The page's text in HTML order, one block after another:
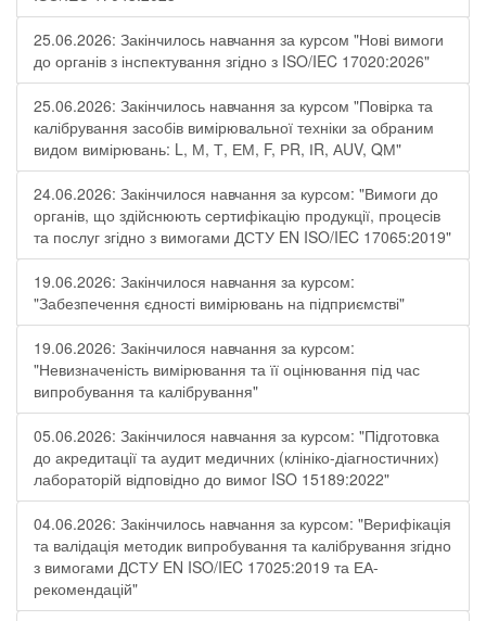
25.06.2026: Закінчилось навчання за курсом "Нові вимоги
до органів з інспектування згідно з ISO/IEC 17020:2026"
25.06.2026: Закінчилось навчання за курсом "Повірка та
калібрування засобів вимірювальної техніки за обраним
видом вимірювань: L, М, Т, ЕМ, F, РR, ІR, АUV, QМ"
24.06.2026: Закінчилося навчання за курсом: "Вимоги до
органів, що здійснюють сертифікацію продукції, процесів
та послуг згідно з вимогами ДСТУ EN ISO/IEC 17065:2019"
19.06.2026: Закінчилося навчання за курсом:
"Забезпечення єдності вимірювань на підприємстві"
19.06.2026: Закінчилося навчання за курсом:
"Невизначеність вимірювання та її оцінювання під час
випробування та калібрування"
05.06.2026: Закінчилося навчання за курсом: "Підготовка
до акредитації та аудит медичних (клініко-діагностичних)
лабораторій відповідно до вимог ISO 15189:2022"
04.06.2026: Закінчилось навчання за курсом: "Верифікація
та валідація методик випробування та калібрування згідно
з вимогами ДСТУ EN ISO/IEC 17025:2019 та ЕА-
рекомендацій"